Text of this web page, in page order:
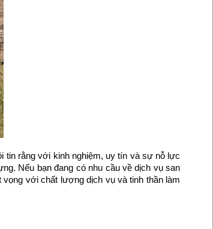
tin rằng với kinh nghiệm, uy tín và sự nỗ lực
Nếu bạn đang có nhu cầu về dịch vụ san
với chất lượng dịch vụ và tinh thần làm